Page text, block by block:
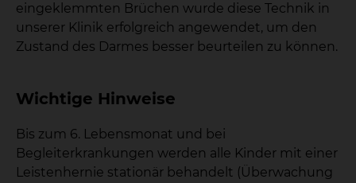
eingeklemmten Brüchen wurde diese Technik in
unserer Klinik erfolgreich angewendet, um den
Zustand des Darmes besser beurteilen zu können.
Wichtige Hinweise
Bis zum 6. Lebensmonat und bei
Begleiterkrankungen werden alle Kinder mit einer
Leistenhernie stationär behandelt (Überwachung